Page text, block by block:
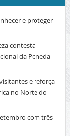
e proteger
contesta
da Peneda-
e reforça
no Norte do
com três